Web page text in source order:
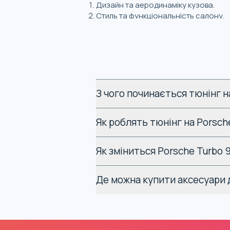
Дизайн та аеродинаміку кузова.
Стиль та функціональність салону.
Тюнінг Porsche Turbo 992 в Україні
Які
Porsche Turbo
Замовляючи для Porsche Turbo або
товари:
З чого починається тюнінг
Як роблять тюнінг на
Як зміниться Porsche Turbo
Де можна купити аксесуари